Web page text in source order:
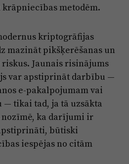
metodēm.
kriptogrāfijas
mazināt pikšķerēšanas un
Jaunais risinājums
var apstiprināt darbību —
e-pakalpojumam vai
— tikai tad, ja tā uzsākta
nozīmē, ka darījumi ir
būtiski
iespējas no citām